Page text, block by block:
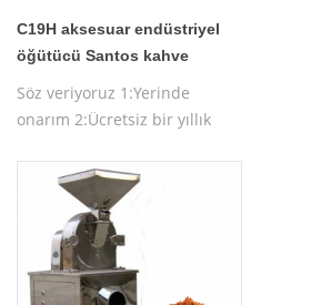
C19H aksesuar endüstriyel
öğütücü Santos kahve
Söz veriyoruz 1:Yerinde
onarım 2:Ücretsiz bir yıllık
testi 4:Ücretsiz makine
çalıştırma eğitimi